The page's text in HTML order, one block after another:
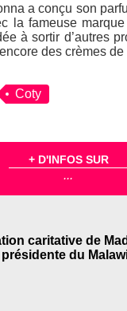
a conçu son
la fameuse
à sortir d’autres
des crèmes
Coty
+ D'INFOS SUR
...
caritative de
présidente du